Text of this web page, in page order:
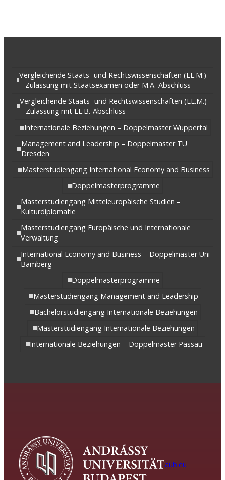
Vergleichende Staats- und Rechtswissenschaften (LL.M.)
– Zulassung mit Staatsexamen oder M.A.-Abschluss
Vergleichende Staats- und Rechtswissenschaften (LL.M.)
– Zulassung mit LL.B.-Abschluss
Internationale Beziehungen – Doppelmaster Wuppertal
Management and Leadership – Doppelmaster TU
Dresden
Masterstudiengang International Economy and Business
Doppelmasterprogramme
Masterstudiengang Mitteleuropäische Studien –
Kulturdiplomatie
Masterstudiengang Europäische und Internationale
Verwaltung
International Economy and Business – Doppelmaster Uni
Bamberg
Doppelmasterprogramme
Masterstudiengang Management and Leadership
Bachelorstudiengang Internationale Beziehungen
Masterstudiengang Internationale Beziehungen
Internationale Beziehungen – Doppelmaster Passau
aub.eu